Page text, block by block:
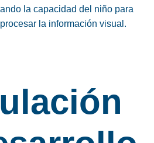
la capacidad del niño para
la información visual.